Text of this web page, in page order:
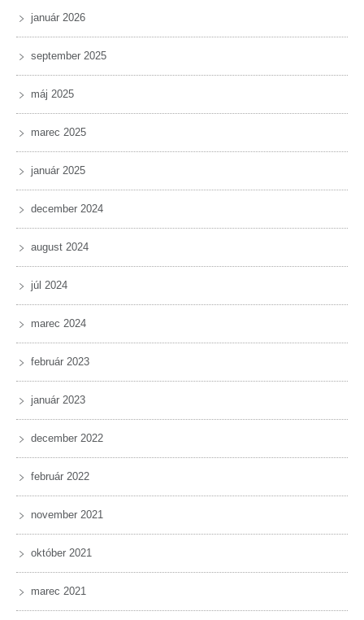
január 2026
september 2025
máj 2025
marec 2025
január 2025
december 2024
august 2024
júl 2024
marec 2024
február 2023
január 2023
december 2022
február 2022
november 2021
október 2021
marec 2021